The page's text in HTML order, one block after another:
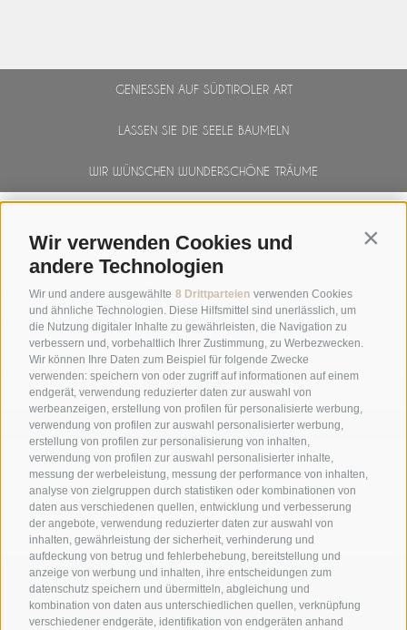
Wir verwenden Cookies und
andere Technologien
Wir und andere ausgewählte 8 Drittparteien verwenden Cookies
und ähnliche Technologien. Diese Hilfsmittel sind unerlässlich, um
die Nutzung digitaler Inhalte zu gewährleisten, die Navigation zu
verbessern und, vorbehaltlich Ihrer Zustimmung, zu Werbezwecken.
Wir können Ihre Daten zum Beispiel für folgende Zwecke
verwenden: speichern von oder zugriff auf informationen auf einem
endgerät, verwendung reduzierter daten zur auswahl von
werbeanzeigen, erstellung von profilen für personalisierte werbung,
verwendung von profilen zur auswahl personalisierter werbung,
erstellung von profilen zur personalisierung von inhalten,
verwendung von profilen zur auswahl personalisierter inhalte,
messung der werbeleistung, messung der performance von inhalten,
analyse von zielgruppen durch statistiken oder kombinationen von
daten aus verschiedenen quellen, entwicklung und verbesserung
der angebote, verwendung reduzierter daten zur auswahl von
inhalten, gewährleistung der sicherheit, verhinderung und
aufdeckung von betrug und fehlerbehebung, bereitstellung und
anzeige von werbung und inhalten, ihre entscheidungen zum
datenschutz speichern und übermitteln, abgleichung und
kombination von daten aus unterschiedlichen quellen, verknüpfung
verschiedener endgeräte, identifikation von endgeräten anhand
GENIESSEN AUF SÜDTIROLER ART
LASSEN SIE DIE SEELE BAUMELN
WIR WÜNSCHEN WUNDERSCHÖNE TRÄUME
NEWSLETTER
ANMELDEN
GALERIE
+39 0474 548009